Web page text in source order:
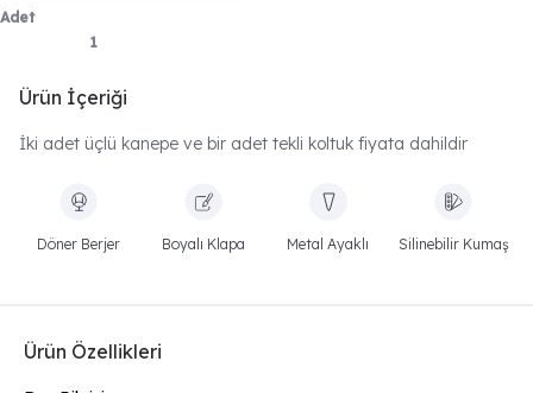
Adet
Ürün İçeriği
İki adet üçlü kanepe ve bir adet tekli koltuk fiyata dahildir
Döner Berjer Boyalı Klapa Metal Ayaklı Silinebilir Kumaş
Ürün Özellikleri